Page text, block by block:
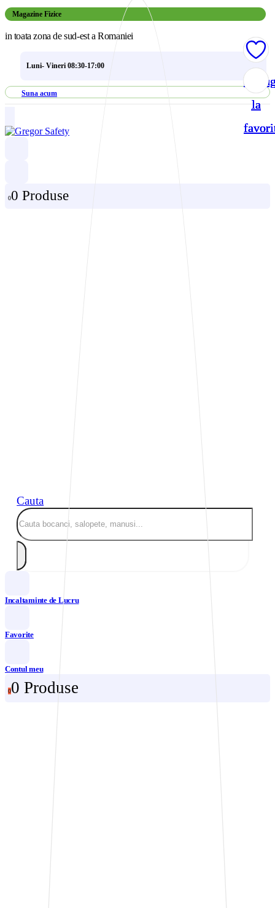
Magazine Fizice
in toata zona de sud-est a Romaniei
Luni- Vineri 08:30-17:00
Suna acum
00 Produse
Cauta
Incaltaminte de Lucru
Favorite
Contul meu
00 Produse
la
la
la
la